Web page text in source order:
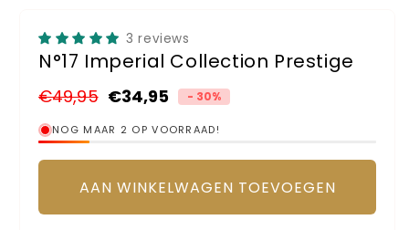
modaal
3 reviews
N°17 Imperial Collection Prestige
Normale
prijs
€49,95
Aanbiedingsprijs
€34,95 - 30%
NOG MAAR 2 OP VOORRAAD!
AAN WINKELWAGEN TOEVOEGEN